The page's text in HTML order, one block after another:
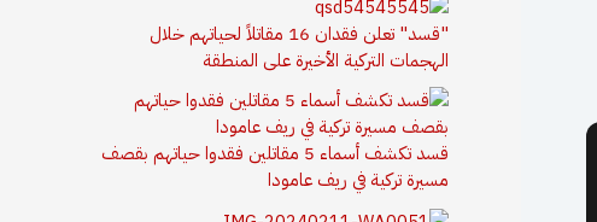
"قسد" تعلن فقدان 16 مقاتلاً لحياتهم خلال
الهجمات التركية الأخيرة على المنطقة
قسد تكشف أسماء 5 مقاتلين فقدوا حياتهم بقصف
مسيرة تركية في ريف عامودا